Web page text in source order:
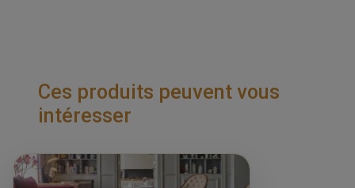
Ces produits peuvent vous
intéresser